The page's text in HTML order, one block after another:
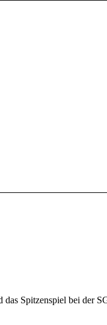
das Spitzenspiel bei der